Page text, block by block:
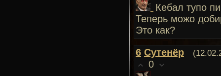
Кебал тупо
Теперь можо
Это как?
6 Сутенёр
0